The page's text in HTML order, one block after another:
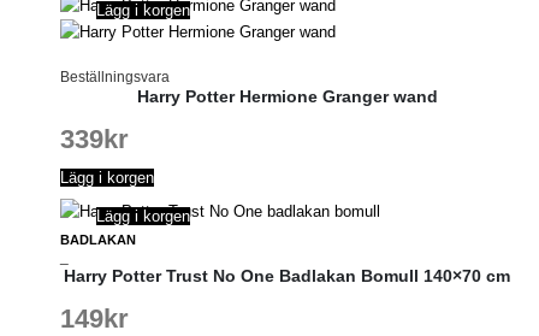
Beställningsvara
Lägg i korgen
Harry Potter Hermione Granger wand
339kr
Lägg i korgen
BADLAKAN
Lägg i korgen
Harry Potter Trust No One Badlakan Bomull 140×70 cm
149kr